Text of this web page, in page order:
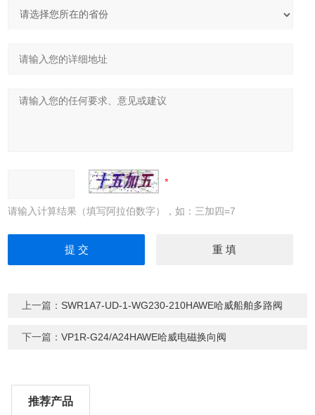
请输入计算结果（填写阿拉伯数字），如：三加四=7
上一篇： SWR1A7-UD-1-WG230-210HAWE哈威船舶多路阀
下一篇：VP1R-G24/A24HAWE哈威电磁换向阀
推荐产品